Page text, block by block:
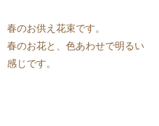
春のお供え花束です。
春のお花と、色あわせで明るい
感じです。